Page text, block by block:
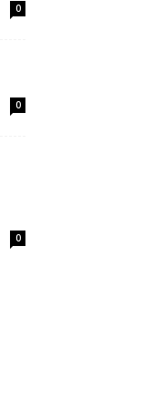
0
0
0